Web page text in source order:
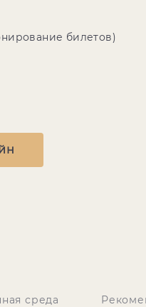
билетов)
среда